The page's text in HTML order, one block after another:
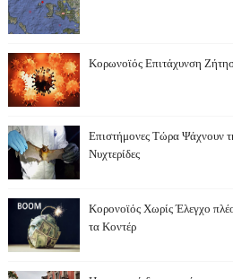
Κορωνοϊός Επιτάχυνση
Επιστήμονες Τώρα Ψάχνουν
Νυχτερίδες
Κορονοϊός Χωρίς Έλεγχο
τα Κοντέρ